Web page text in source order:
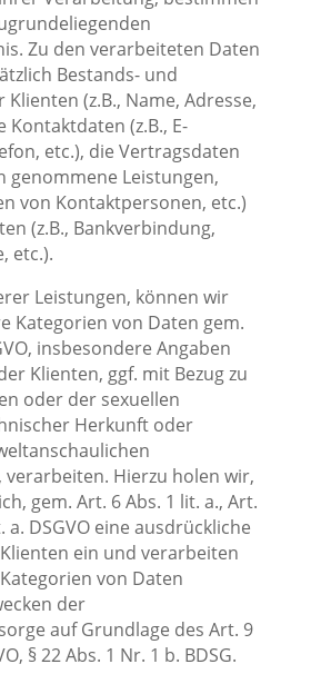
Zu den verarbeiteten Daten
Bestands- und
(z.B., Name, Adresse,
Kontaktdaten (z.B., E-
etc.), die Vertragsdaten
genommene Leistungen,
von Kontaktpersonen, etc.)
(z.B., Bankverbindung,
etc.).
Leistungen, können wir
Kategorien von Daten gem.
insbesondere Angaben
Klienten, ggf. mit Bezug zu
oder der sexuellen
Herkunft oder
verarbeiten. Hierzu holen wir,
gem. Art. 6 Abs. 1 lit. a., Art.
a. DSGVO eine ausdrückliche
ein und verarbeiten
von Daten
der
auf Grundlage des Art. 9
§ 22 Abs. 1 Nr. 1 b. BDSG.